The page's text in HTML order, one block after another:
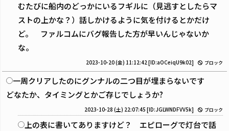
むたびに船内のどっかにいるフギルに（見逃すとしたらマ
ストの上かな？）話しかけるように気を付けるとかだけ
ど。 ファルコムにバグ報告した方が早いんじゃないか
な。
2023-10-20 (金) 11:12:42[ID:aOCeiqU9k02] ブロック
一周クリアしたのにグンナルの二つ目が埋まらないです
どなたか、タイミングとかご存じでしょうか?
2023-10-28 (土) 22:07:45 [ID:JGLWNDFVV5k] ブロック
上の表に書いてありますけど？ エピローグで灯台で話